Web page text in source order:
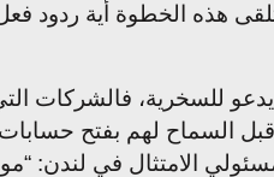
هذه الخطوة أية ردود فعل
للسخرية، فالشركات
قبل السماح لهم بفتح
الامتثال في لندن: